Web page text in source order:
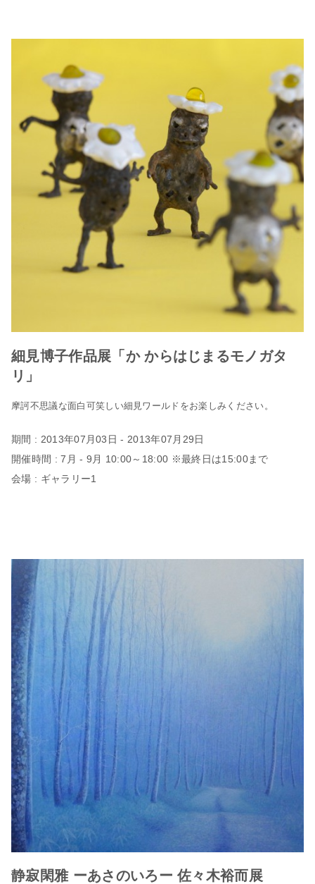
細見博子作品展「か からはじまるモノガタ
リ」
摩訶不思議な面白可笑しい細見ワールドをお楽しみください。
期間 : 2013年07月03日 - 2013年07月29日
開催時間 : 7月 - 9月 10:00～18:00 ※最終日は15:00まで
会場 : ギャラリー1
静寂閑雅 ーあさのいろー 佐々木裕而展